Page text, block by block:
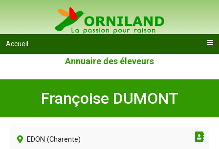
Accueil
Annuaire des éleveurs
Françoise DUMONT
EDON (Charente)